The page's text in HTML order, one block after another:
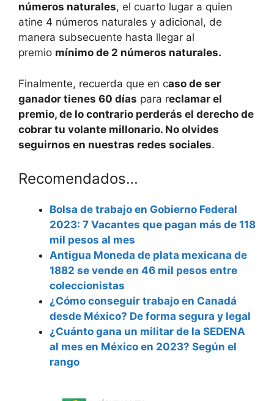
números naturales, el cuarto lugar a quien
atine 4 números naturales y adicional, de
manera subsecuente hasta llegar al
premio mínimo de 2 números naturales.
Finalmente, recuerda que en caso de ser
ganador tienes 60 días para reclamar el
premio, de lo contrario perderás el derecho de
cobrar tu volante millonario. No olvides
seguirnos en nuestras redes sociales.
Recomendados…
Bolsa de trabajo en Gobierno Federal
2023: 7 Vacantes que pagan más de 118
mil pesos al mes
Antigua Moneda de plata mexicana de
1882 se vende en 46 mil pesos entre
coleccionistas
¿Cómo conseguir trabajo en Canadá
desde México? De forma segura y legal
¿Cuánto gana un militar de la SEDENA
al mes en México en 2023? Según el
rango